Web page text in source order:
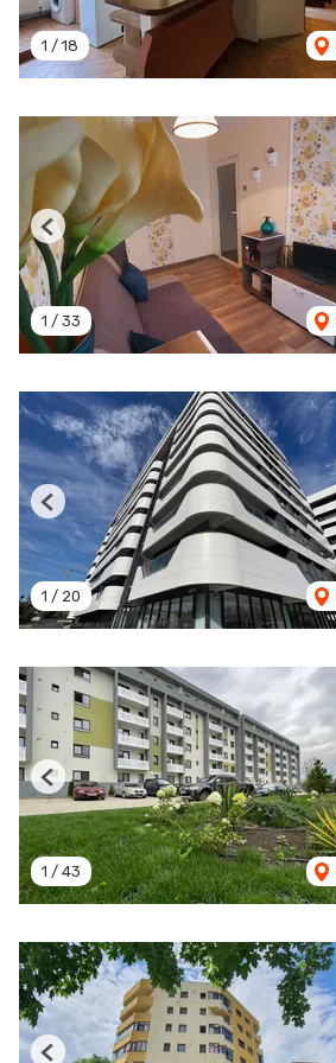
1 / 18
1 / 33
Previous
1 / 20
Previous
1 / 43
Previous